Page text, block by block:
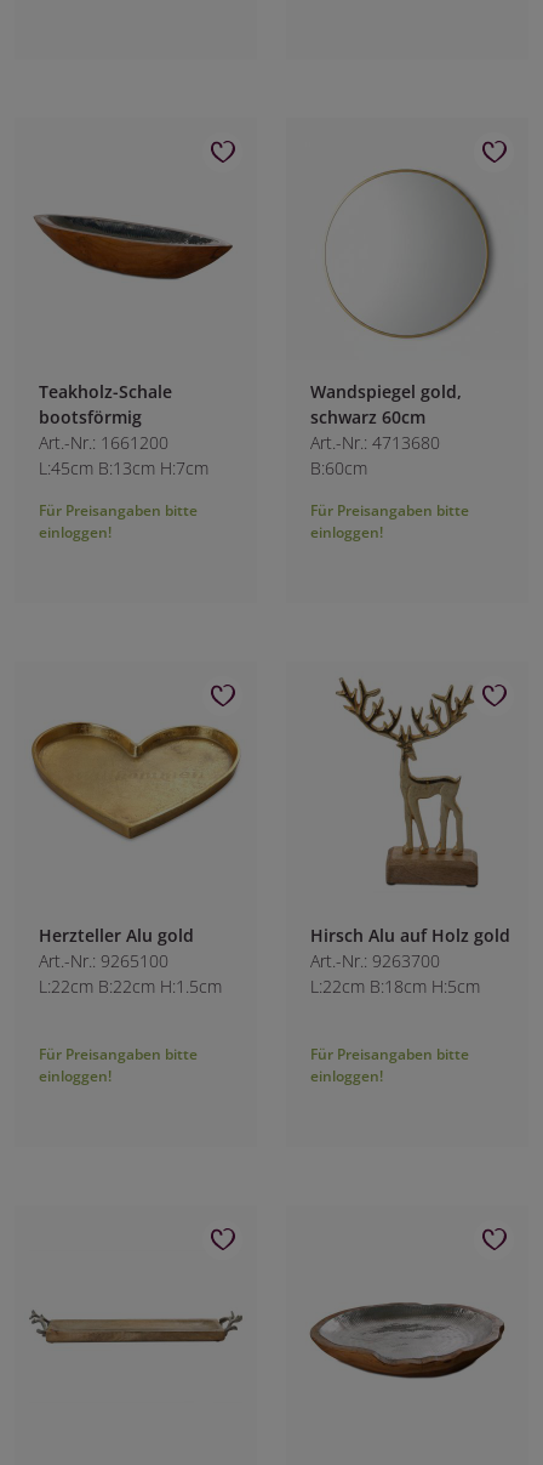
Teakholz-Schale
bootsförmig
Art.-Nr.: 1661200
L:45cm B:13cm H:7cm
Für Preisangaben bitte
einloggen!
Wandspiegel gold,
schwarz 60cm
Art.-Nr.: 4713680
B:60cm
Für Preisangaben bitte
einloggen!
Herzteller Alu gold
Art.-Nr.: 9265100
L:22cm B:22cm H:1.5cm
Für Preisangaben bitte
einloggen!
Hirsch Alu auf Holz gold
Art.-Nr.: 9263700
L:22cm B:18cm H:5cm
Für Preisangaben bitte
einloggen!